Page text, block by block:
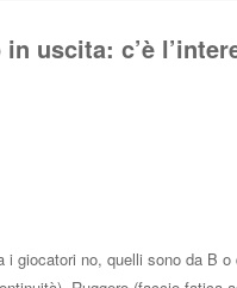
uscita: c’è
giocatori no, quelli sono da B